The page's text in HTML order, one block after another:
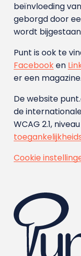
beïnvloeding
geborgd door
wordt
Punt is ook te
Facebooken
er een magazine.
De website
de
WCAG 2.1,
Cookie